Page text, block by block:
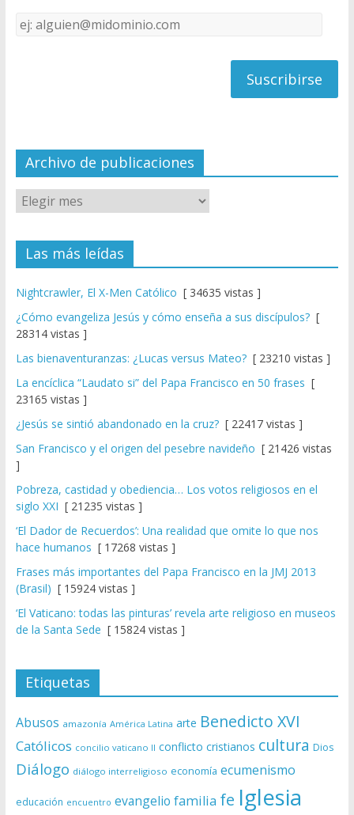
C
el
Dirección
de
Archivo de publicaciones
Las más leídas
Nightcrawler, El X-Men Católico [ 34635 vistas ]
¿Cómo evangeliza Jesús y cómo enseña a sus discípulos?[
28314 vistas ]
Las bienaventuranzas: ¿Lucas versus Mateo?[ 23210 vistas ]
La encíclica “Laudato si” del Papa Francisco en 50 frases [
23165 vistas ]
¿Jesús se sintió abandonado en la cruz?[ 22417 vistas ]
San Francisco y el origen del pesebre navideño [ 21426 vistas
]
Pobreza, castidad y obediencia… Los votos religiosos en el
siglo XXI [ 21235 vistas ]
‘El Dador de Recuerdos’: Una realidad que omite lo que nos
hace humanos [ 17268 vistas ]
Frases más importantes del Papa Francisco en la JMJ 2013
(Brasil) [ 15924 vistas ]
‘El Vaticano: todas las pinturas’ revela arte religioso en museos
de la Santa Sede [ 15824 vistas ]
Etiquetas
Abusos amazonía América Latina arte Benedicto XVI
Católicos concilio vaticano II conflicto cristianos cultura Dios
Diálogo diálogo interreligioso economía ecumenismo
educación encuentro evangelio familia fe Iglesia